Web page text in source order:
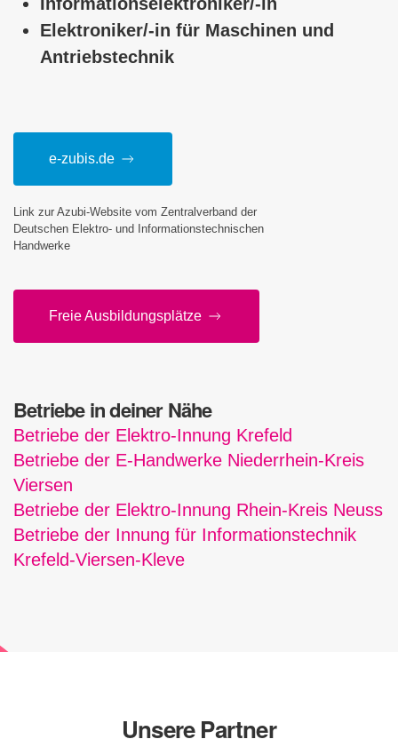
Elektroniker/-in für Maschinen und
Antriebstechnik
e-zubis.de
Link zur Azubi-Website vom Zentralverband der
Deutschen Elektro- und Informationstechnischen
Handwerke
Freie Aus­bil­dungs­plätze
Betriebe in deiner Nähe
Betriebe der Elektro-Innung Krefeld
Betriebe der E-Handwerke Niederrhein-Kreis
Viersen
Betriebe der Elektro-Innung Rhein-Kreis Neuss
Betriebe der Innung für Informationstechnik
Krefeld-Viersen-Kleve
Unsere Partner